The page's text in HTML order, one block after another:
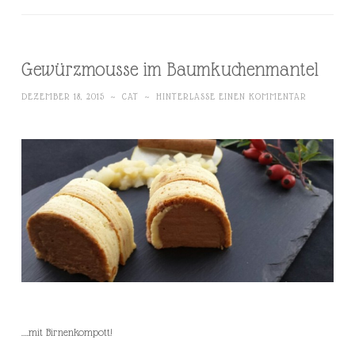
Gewürzmousse im Baumkuchenmantel
DEZEMBER 18, 2015 ~ CAT ~ HINTERLASSE EINEN KOMMENTAR
….mit Birnenkompott!